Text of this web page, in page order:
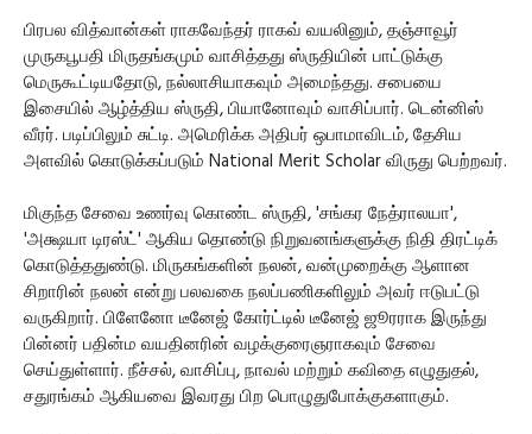
பிரபல வித்வான்கள் ராகவேந்தர் ராகவ் வயலினும், தஞ்சாவூர்
முருகபூபதி மிருதங்கமும் வாசித்தது ஸ்ருதியின் பாட்டுக்கு
மெருகூட்டியதோடு, நல்லாசியாகவும் அமைந்தது. சபையை
இசையில் ஆழ்த்திய ஸ்ருதி, பியானோவும் வாசிப்பார். டென்னிஸ்
வீரர். படிப்பிலும் சுட்டி. அமெரிக்க அதிபர் ஒபாமாவிடம், தேசிய
அளவில் கொடுக்கப்படும் National Merit Scholar விருது பெற்றவர்.
மிகுந்த சேவை உணர்வு கொண்ட ஸ்ருதி, 'சங்கர நேத்ராலயா',
'அக்ஷயா டிரஸ்ட்' ஆகிய தொண்டு நிறுவனங்களுக்கு நிதி திரட்டிக்
கொடுத்ததுண்டு. மிருகங்களின் நலன், வன்முறைக்கு ஆளான
சிறாரின் நலன் என்று பலவகை நலப்பணிகளிலும் அவர் ஈடுபட்டு
வருகிறார். பிளேனோ டீனேஜ் கோர்ட்டில் டீனேஜ் ஜூரராக இருந்து
பின்னர் பதின்ம வயதினரின் வழக்குரைஞராகவும் சேவை
செய்துள்ளார். நீச்சல், வாசிப்பு, நாவல் மற்றும் கவிதை எழுதுதல்,
சதுரங்கம் ஆகியவை இவரது பிற பொழுதுபோக்குகளாகும்.